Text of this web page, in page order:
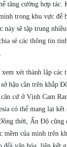
tăng cường hợp
trong khu vực để
này sẽ tập trung
sẻ các thông tin
xét thành lập các
hậu cần trên khắp
cứ ở Vịnh Cam
có thể mang lại
thời, Ấn Độ cũng
mềm của mình trên